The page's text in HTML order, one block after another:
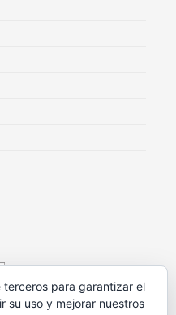
para garantizar el
su uso y mejorar nuestros